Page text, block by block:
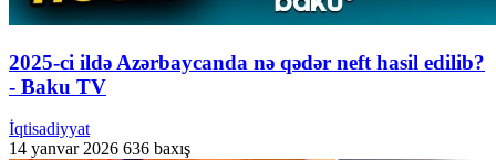
2025-ci ildə Azərbaycanda nə qədər neft hasil edilib?
- Baku TV
İqtisadiyyat
14 yanvar 2026 636 baxış